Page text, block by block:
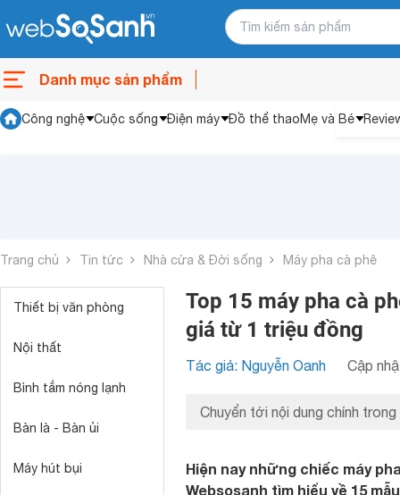
Danh mục sản phẩm
Công nghệ Cuộc sống Điện máy Đồ thể thaoMẹ và Bé
Trang chủ Tin tức Nhà cửa & Đời sống Máy pha cà phê
Thiết bị văn phòng
Nội thất
Bình tắm nóng lạnh
Bàn là - Bàn ủi
Máy hút bụi
Top 15 máy pha cà
giá từ 1 triệu đồng
Tác giả: Nguyễn Oanh Cập
Chuyển tới nội dung chính trong
Hiện nay những chiếc máy
Websosanh tìm hiểu về 15